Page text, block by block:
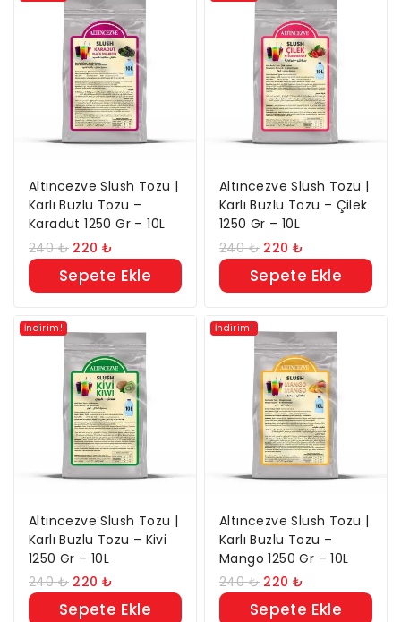
Altıncezve Slush Tozu |
Karlı Buzlu Tozu –
Karadut 1250 Gr – 10L
240₺ 220₺
Sepete Ekle
Altıncezve Slush Tozu |
Karlı Buzlu Tozu – Çilek
1250 Gr – 10L
240₺ 220₺
Sepete Ekle
İndirim!
Altıncezve Slush Tozu |
Karlı Buzlu Tozu – Kivi
1250 Gr – 10L
240₺ 220₺
Sepete Ekle
İndirim!
Altıncezve Slush Tozu |
Karlı Buzlu Tozu –
Mango 1250 Gr – 10L
240₺ 220₺
Sepete Ekle